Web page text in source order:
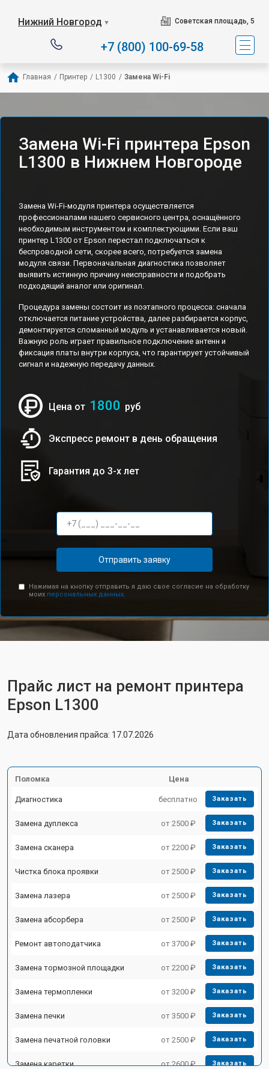
Нижний Новгород ▼ Советская площадь, 5
+7 (800) 100-69-58
Главная / Принтер / L1300 / Замена Wi-Fi
Замена Wi-Fi принтера Epson
L1300 в Нижнем Новгороде
Замена Wi-Fi-модуля принтера осуществляется
профессионалами нашего сервисного центра, оснащённого
необходимым инструментом и комплектующими. Если ваш
принтер L1300 от Epson перестал подключаться к
беспроводной сети, скорее всего, потребуется замена
модуля связи. Первоначальная диагностика позволяет
выявить истинную причину неисправности и подобрать
подходящий аналог или оригинал.
Процедура замены состоит из поэтапного процесса: сначала
отключается питание устройства, далее разбирается корпус,
демонтируется сломанный модуль и устанавливается новый.
Важную роль играет правильное подключение антенн и
фиксация платы внутри корпуса, что гарантирует устойчивый
сигнал и надежную передачу данных.
Цена от 1800 руб
Экспресс ремонт в день обращения
Гарантия до 3-х лет
Отправить заявку
Нажимая на кнопку отправить я даю свое согласие на обработку
моих персональных данных.
Прайс лист на ремонт принтера
Epson L1300
Дата обновления прайса: 17.07.2026
Поломка Цена
Диагностика бесплатно Заказать
Замена дуплекса от 2500 ₽ Заказать
Замена сканера от 2200 ₽ Заказать
Чистка блока проявки от 2500 ₽ Заказать
Замена лазера от 2500 ₽ Заказать
Замена абсорбера от 2500 ₽ Заказать
Ремонт автоподатчика от 3700 ₽ Заказать
Замена тормозной площадки от 2200 ₽ Заказать
Замена термопленки от 3200 ₽ Заказать
Замена печки от 3500 ₽ Заказать
Замена печатной головки от 2500 ₽ Заказать
Замена каретки от 2600 ₽ Заказать